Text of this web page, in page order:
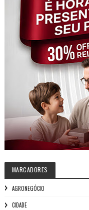
MARCADORES
AGRONEGÓCIO
CIDADE